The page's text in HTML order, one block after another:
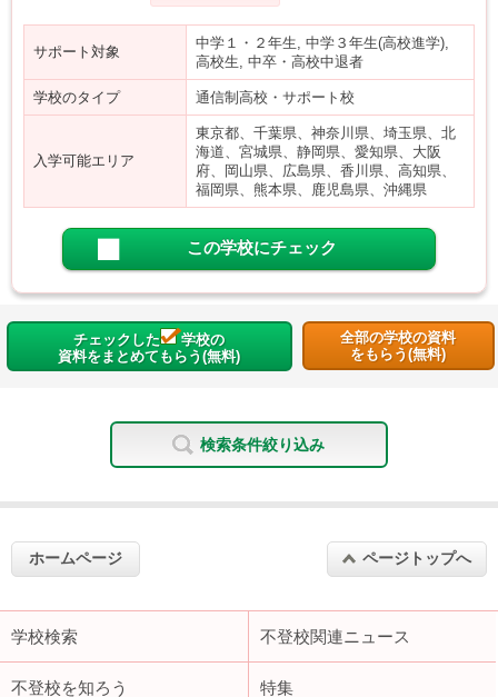
サポート対象
中学１・２年生, 中学３年生(高校進学),
高校生, 中卒・高校中退者
学校のタイプ 通信制高校・サポート校
入学可能エリア
東京都、千葉県、神奈川県、埼玉県、北
海道、宮城県、静岡県、愛知県、大阪
府、岡山県、広島県、香川県、高知県、
福岡県、熊本県、鹿児島県、沖縄県
この学校にチェック
チェックした
学校の
資料をまとめてもらう(無料)
全部の学校の資料
をもらう(無料)
検索条件絞り込み
ホームページ ページトップへ
学校検索 不登校関連ニュース
不登校を知ろう 特集